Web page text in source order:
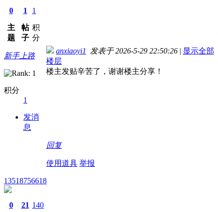
0
主
题
1
帖
子
1
积
分
新手上路
积分
1
发消
息
anxiaoyi1 发表于 2026-5-29 22:50:26 | 显示全部
楼层
楼主发贴辛苦了，谢谢楼主分享！
回复
使用道具 举报
13518756618
0 21 140